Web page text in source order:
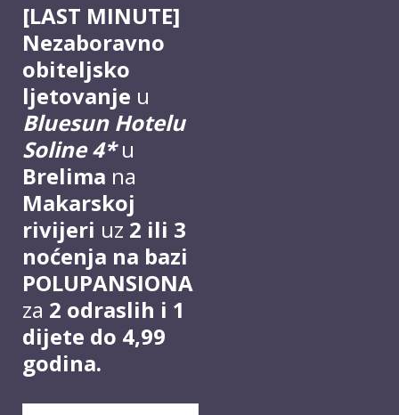
[LAST MINUTE]
Nezaboravno
obiteljsko
ljetovanje u
Bluesun Hotelu
Soline 4* u
Brelima na
Makarskoj
rivijeri uz 2 ili 3
noćenja na bazi
POLUPANSIONA
za 2 odraslih i 1
dijete do 4,99
godina.